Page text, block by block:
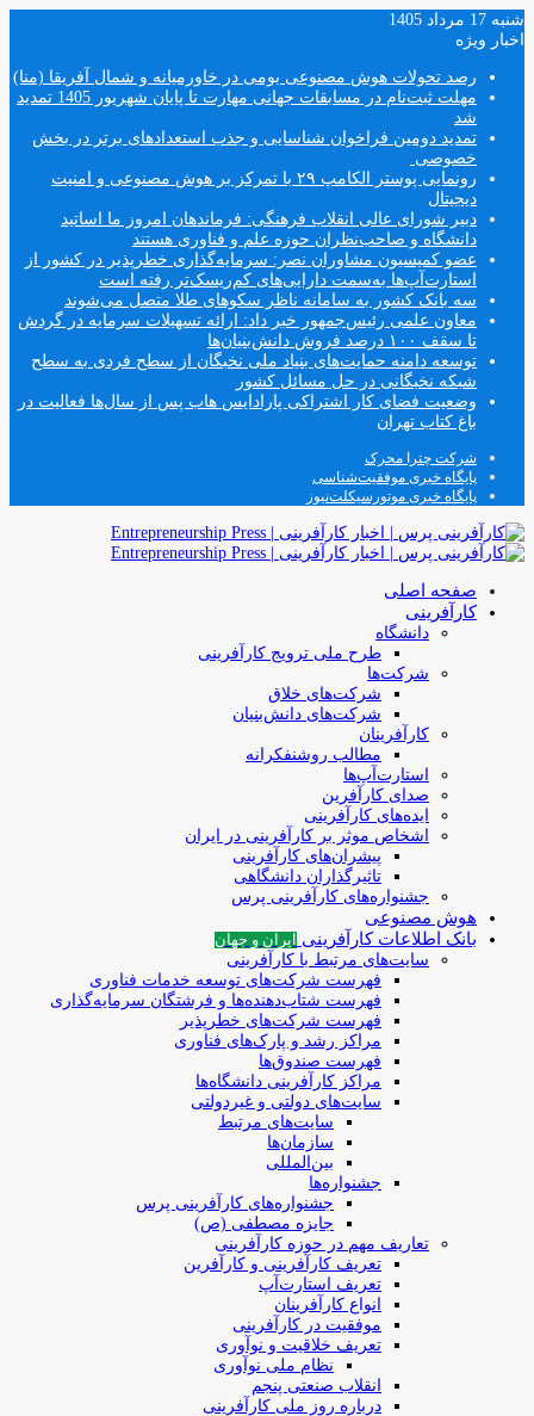
شنبه 17 مرداد 1405
اخبار ویژه
رصد تحولات هوش مصنوعی بومی در خاورمیانه و شمال آفریقا (منا)
مهلت ثبت‌نام در مسابقات جهانی مهارت تا پایان شهریور 1405 تمدید
شد
تمدید دومین فراخوان شناسایی و جذب استعدادهای برتر در بخش
خصوصی
رونمایی پوستر الکامپ ۲۹ با تمرکز بر هوش مصنوعی و امنیت
دیجیتال
دبیر شورای عالی انقلاب فرهنگی: فرماندهان امروز ما اساتید
دانشگاه و صاحب‌نظران حوزه علم و فناوری هستند
عضو کمیسیون مشاوران نصر: سرمایه‌گذاری خطرپذیر در کشور از
استارت‌آپ‌ها به‌سمت دارایی‌های کم‌ریسک‌تر رفته است
سه بانک کشور به سامانه ناظر سکوهای طلا متصل می‌شوند
معاون علمی رئیس‌جمهور خبر داد: ارائه تسهیلات سرمایه در گردش
تا سقف ۱۰۰ درصد فروش دانش‌بنیان‌ها
توسعه دامنه حمایت‌های بنیاد ملی نخبگان از سطح فردی به سطح
شبکه نخبگانی در حل مسائل کشور
وضعیت فضای کار اشتراکی پارادایس هاب پس از سال‌ها فعالیت در
باغ کتاب تهران
شرکت چترا محرک
پایگاه خبری موفقیت‌شناسی
پایگاه خبری موتورسیکلت‌نیوز
صفحه اصلی
کارآفرینی
دانشگاه
طرح ملی ترویج کارآفرینی
شرکت‌ها
شرکت‌های خلاق
شرکت‌های دانش‌بنیان
کارآفرینان
مطالب روشنفکرانه
استارت‌آپ‌ها
صدای کارآفرین
ایده‌های کارآفرینی
اشخاص موثر بر کارآفرینی در ایران
پیشران‌های کارآفرینی
تاثیرگذاران دانشگاهی
جشنواره‌های کارآفرینی‌ پرس
هوش مصنوعی
بانک اطلاعات کارآفرینی
ایران و جهان
سایت‌های مرتبط با کارآفرینی
فهرست شرکت‌های‌‌ توسعه‌ خدمات فناوری
فهرست شتاب‌دهنده‌ها‌ و فرشتگان‌ سرمایه‌گذاری
فهرست شرکت‌های خطرپذیر
مراکز رشد و پارک‌های فناوری
فهرست صندوق‌ها
مراکز کارآفرینی دانشگاه‌ها
سایت‌های دولتی و غیردولتی
سایت‌های مرتبط
سازمان‌ها
بین‌المللی
جشنواره‌ها
جشنواره‌های کارآفرینی‌ پرس
جایزه مصطفی (ص)
تعاریف مهم در حوزه کارآفرینی
تعریف کارآفرینی و کارآفرین
تعریف استارت‌آپ
انواع کارآفرینان
موفقیت در کارآفرینی
تعریف خلاقیت و نوآوری
نظام ملی نوآوری
انقلاب صنعتی پنجم
درباره روز ملی کارآفرینی